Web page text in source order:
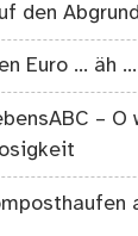
den
Euro … äh
– O